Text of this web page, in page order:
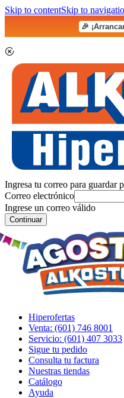
Skip to contentSkip to
🎉
Ingresa tu correo para guardar
Correo electrónico
Ingrese un correo válido
Continuar
Hiperofertas
Venta: (601) 746 8001
Servicio: (601) 407 3033
Sigue tu pedido
Consulta tu factura
Nuestras tiendas
Catálogo
Ayuda